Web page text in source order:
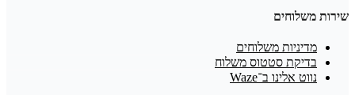
שירות משלוחים
מדיניות משלוחים
בדיקת סטטוס משלוח
נווט אלינו ב־Waze